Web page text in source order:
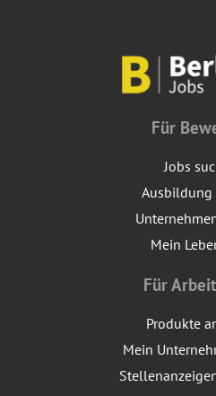
Für
Jobs
Ausbildung
Mein
Für
Produkte
Mein